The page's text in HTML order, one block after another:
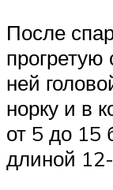
После
прогретую
ней
норку и в
от 5 до 15
длиной